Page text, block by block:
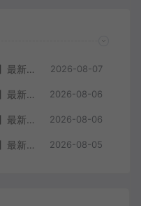
爱游网单亲测【霹雳江湖单机版】最新整理页游武侠单机一键端Win系单机服务端PC客户端 GM后台 通用视频教学+手工端文本教学 2026-08-07
爱游网单亲测【盛世芳华单机版】最新整理宫斗养成回合抽卡多区跨服代金券内购虚拟机一键端视频教学+linux手工外网端文本教学 2026-08-06
爱游网单亲测【青云战歌单机版】最新整理页游修仙单机一键端Win系单机服务端PC客户端 GM后台 通用视频教学+手工端文本教学 2026-08-06
爱游网单亲测【铁骑三国单机版】最新整理页游单机一键端Win系单机服务端PC客户端 GM后台 通用视频教学+手工端文本教学 2026-08-05